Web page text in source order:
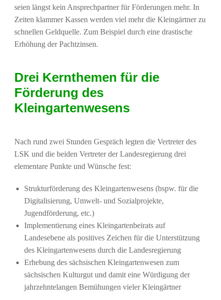
seien längst kein Ansprechpartner für Förderungen mehr. In
Zeiten klammer Kassen werden viel mehr die Kleingärtner zu
schnellen Geldquelle. Zum Beispiel durch eine drastische
Erhöhung der Pachtzinsen.
Drei Kernthemen für die
Förderung des
Kleingartenwesens
Nach rund zwei Stunden Gespräch legten die Vertreter des
LSK und die beiden Vertreter der Landesregierung drei
elementare Punkte und Wünsche fest:
Strukturförderung des Kleingartenwesens (bspw. für die
Digitalisierung, Umwelt- und Sozialprojekte,
Jugendförderung, etc.)
Implementierung eines Kleingartenbeirats auf
Landesebene als positives Zeichen für die Unterstützung
des Kleingartenwesens durch die Landesregierung
Erhebung des sächsischen Kleingartenwesen zum
sächsischen Kulturgut und damit eine Würdigung der
jahrzehntelangen Bemühungen vieler Kleingärtner